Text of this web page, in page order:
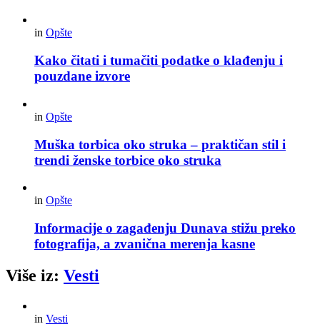
in Opšte
Kako čitati i tumačiti podatke o klađenju i
pouzdane izvore
in Opšte
Muška torbica oko struka – praktičan stil i
trendi ženske torbice oko struka
in Opšte
Informacije o zagađenju Dunava stižu preko
fotografija, a zvanična merenja kasne
Više iz: Vesti
in Vesti